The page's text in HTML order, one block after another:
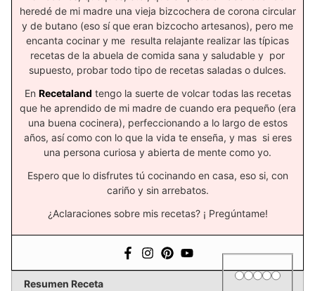
heredé de mi madre una vieja bizcochera de corona circular
y de butano (eso sí que eran bizcocho artesanos), pero me
encanta cocinar y me resulta relajante realizar las típicas
recetas de la abuela de comida sana y saludable y por
supuesto, probar todo tipo de recetas saladas o dulces.
En Recetaland tengo la suerte de volcar todas las recetas
que he aprendido de mi madre de cuando era pequeño (era
una buena cocinera), perfeccionando a lo largo de estos
años, así como con lo que la vida te enseña, y mas si eres
una persona curiosa y abierta de mente como yo.
Espero que lo disfrutes tú cocinando en casa, eso si, con
cariño y sin arrebatos.
¿Aclaraciones sobre mis recetas? ¡ Pregúntame!
Resumen Receta
Rating
1 star
2 stars
3 stars
4 stars
5